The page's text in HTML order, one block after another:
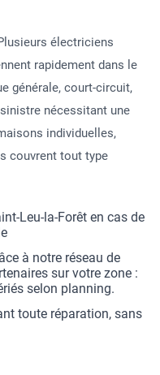
électriciens
rapidement dans le
générale, court-circuit,
nécessitant une
individuelles,
couvrent tout type
Leu-la-Forêt en cas de
à notre réseau de
sur votre zone :
selon planning.
toute réparation, sans